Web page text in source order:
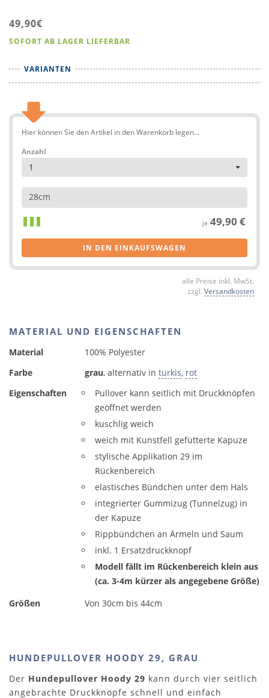
49,90€
SOFORT AB LAGER LIEFERBAR
VARIANTEN
Hier können Sie den Artikel in den Warenkorb legen...
Anzahl
1
28cm
je 49,90 €
IN DEN EINKAUFSWAGEN
alle Preise inkl. MwSt.
zzgl. Versandkosten
MATERIAL UND EIGENSCHAFTEN
Material
100% Polyester
Farbe
grau, alternativ in türkis, rot
Eigenschaften
Pullover kann seitlich mit Druckknöpfen
geöffnet werden
kuschlig weich
weich mit Kunstfell gefütterte Kapuze
stylische Applikation 29 im
Rückenbereich
elastisches Bündchen unter dem Hals
integrierter Gummizug (Tunnelzug) in
der Kapuze
Rippbündchen an Ärmeln und Saum
inkl. 1 Ersatzdruckknopf
Modell fällt im Rückenbereich klein aus
(ca. 3-4m kürzer als angegebene Größe)
Größen
Von 30cm bis 44cm
HUNDEPULLOVER HOODY 29, GRAU
Der Hundepullover Hoody 29 kann durch vier seitlich
angebrachte Druckknöpfe schnell und einfach